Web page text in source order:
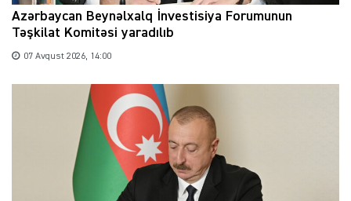
Azərbaycan Beynəlxalq İnvestisiya Forumunun
Təşkilat Komitəsi yaradılıb
07 Avqust 2026, 14:00